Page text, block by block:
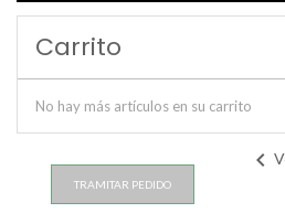
Carrito
No hay más artículos en su carrito
chevron_left
TRAMITAR PEDIDO